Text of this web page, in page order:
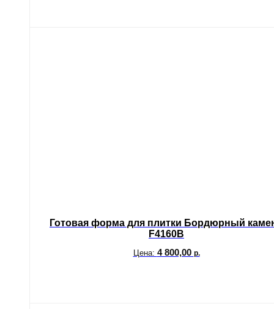
Готовая форма для плитки Бордюрный
F4160B
Цена: 4 800,00 р.